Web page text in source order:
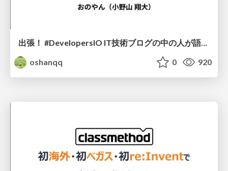
出張！ #DevelopersIO IT技術ブログの中の人が語る勉強会 「【速報】AWSの生成AIサービスであるAmazon Bedrock がリリースされたので朝イチで触ってみた」について語る
oshanqq
0 920